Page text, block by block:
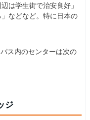
は学生街で治安良好」
」などなど。特に日本の
ス内のセンターは次の
ジ